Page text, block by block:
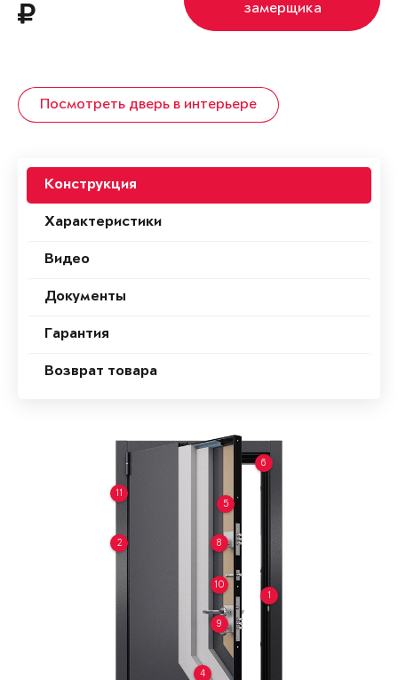
замерщика
Посмотреть дверь в интерьере
Конструкция
Характеристики
Видео
Документы
Гарантия
Возврат товара
1
2
4
5
6
8
9
10
11